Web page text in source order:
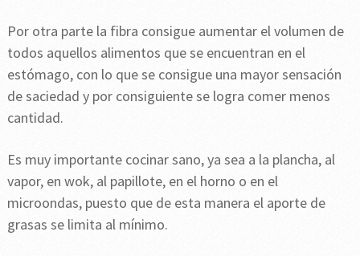
Por otra parte la fibra consigue aumentar el volumen de
todos aquellos alimentos que se encuentran en el
estómago, con lo que se consigue una mayor sensación
de saciedad y por consiguiente se logra comer menos
cantidad.
Es muy importante cocinar sano, ya sea a la plancha, al
vapor, en wok, al papillote, en el horno o en el
microondas, puesto que de esta manera el aporte de
grasas se limita al mínimo.